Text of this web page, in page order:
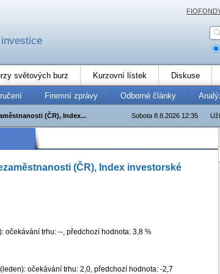
světových burz Kurzovní lístek Diskuse
Firemní zprávy Odborné články
Sobota 8.8.2026 12:35
(ČR), Index...
(ČR), Index investorské
očekávání trhu: --, předchozí hodnota: 3,8 %
očekávání trhu: 2,0, předchozí hodnota: -2,7